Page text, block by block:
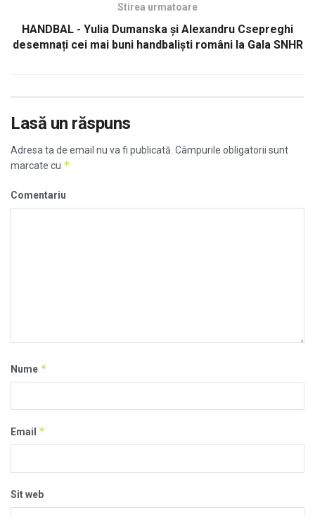
Stirea urmatoare
HANDBAL - Yulia Dumanska și Alexandru Csepreghi
desemnați cei mai buni handbaliști români la Gala SNHR
Lasă un răspuns
Adresa ta de email nu va fi publicată. Câmpurile obligatorii sunt
marcate cu *
Comentariu
Nume *
Email *
Sit web